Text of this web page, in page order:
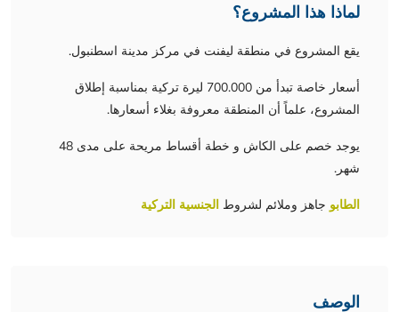
لماذا هذا المشروع؟
يقع المشروع في منطقة ليفنت في مركز مدينة اسطنبول.
أسعار خاصة تبدأ من 700.000 ليرة تركية بمناسبة إطلاق
المشروع، علماً أن المنطقة معروفة بغلاء أسعارها.
يوجد خصم على الكاش و خطة أقساط مريحة على مدى 48
شهر.
الطابو جاهز وملائم لشروط الجنسية التركية
الوصف